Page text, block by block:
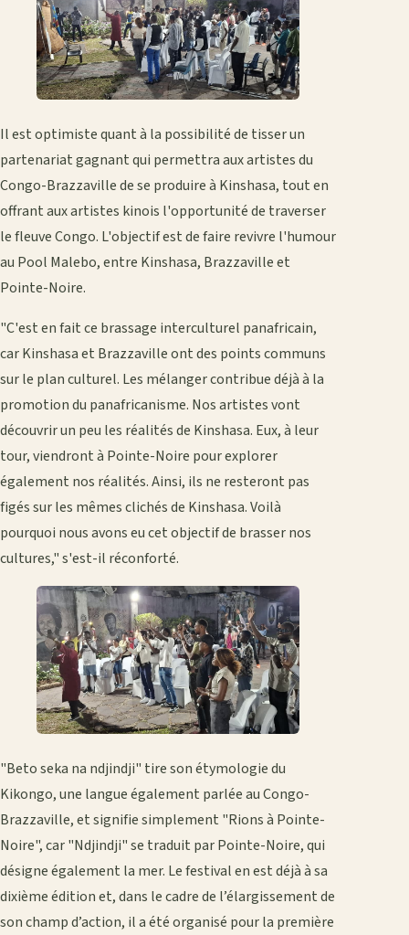
Il est optimiste quant à la possibilité de tisser un
partenariat gagnant qui permettra aux artistes du
Congo-Brazzaville de se produire à Kinshasa, tout en
offrant aux artistes kinois l'opportunité de traverser
le fleuve Congo. L'objectif est de faire revivre l'humour
au Pool Malebo, entre Kinshasa, Brazzaville et
Pointe-Noire.
"C'est en fait ce brassage interculturel panafricain,
car Kinshasa et Brazzaville ont des points communs
sur le plan culturel. Les mélanger contribue déjà à la
promotion du panafricanisme. Nos artistes vont
découvrir un peu les réalités de Kinshasa. Eux, à leur
tour, viendront à Pointe-Noire pour explorer
également nos réalités. Ainsi, ils ne resteront pas
figés sur les mêmes clichés de Kinshasa. Voilà
pourquoi nous avons eu cet objectif de brasser nos
cultures," s'est-il réconforté.
"Beto seka na ndjindji" tire son étymologie du
Kikongo, une langue également parlée au Congo-
Brazzaville, et signifie simplement "Rions à Pointe-
Noire", car "Ndjindji" se traduit par Pointe-Noire, qui
désigne également la mer. Le festival en est déjà à sa
dixième édition et, dans le cadre de l’élargissement de
son champ d’action, il a été organisé pour la première